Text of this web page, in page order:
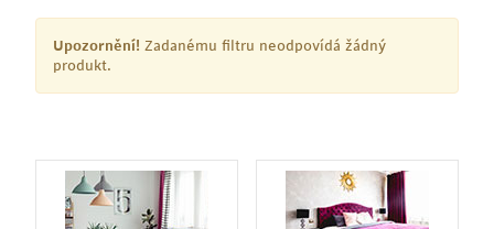
Upozornění! Zadanému filtru neodpovídá žádný
produkt.